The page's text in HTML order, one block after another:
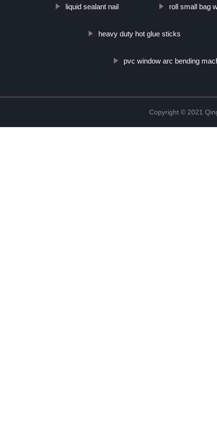
liquid sealant nail roll small bag
heavy duty hot glue sticks
pvc window arc bending
Copyright © 2021